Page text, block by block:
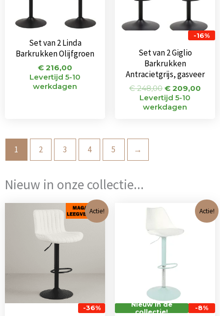
Set van 2 Linda
Barkrukken Olijfgroen
€ 216,00
Levertijd 5-10
werkdagen
-16%
Set van 2 Giglio
Barkrukken
Antracietgrijs, gasveer
€248,00 € 209,00
Levertijd 5-10
werkdagen
1 2 3 4 5 →
Nieuw in onze collectie...
Actie!
-36%
Oorspronkelijke
prijs
was:
€ 101,00.
Huidige
prijs
is:
Actie!
-8%
Nieuw in de
collectie!
€ 71,00.
prijs